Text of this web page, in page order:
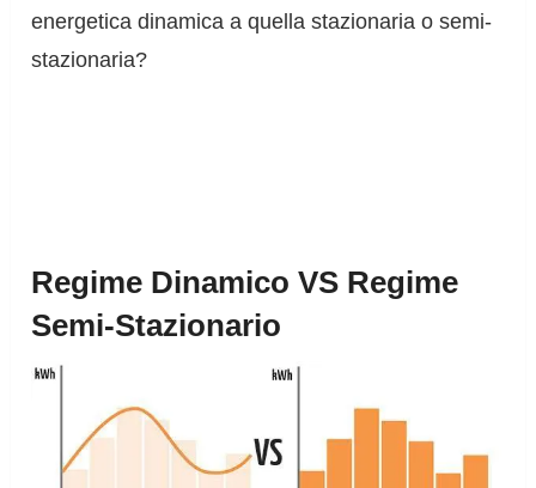
energetica dinamica a quella stazionaria o semi-
stazionaria?
Regime Dinamico VS Regime
Semi-Stazionario